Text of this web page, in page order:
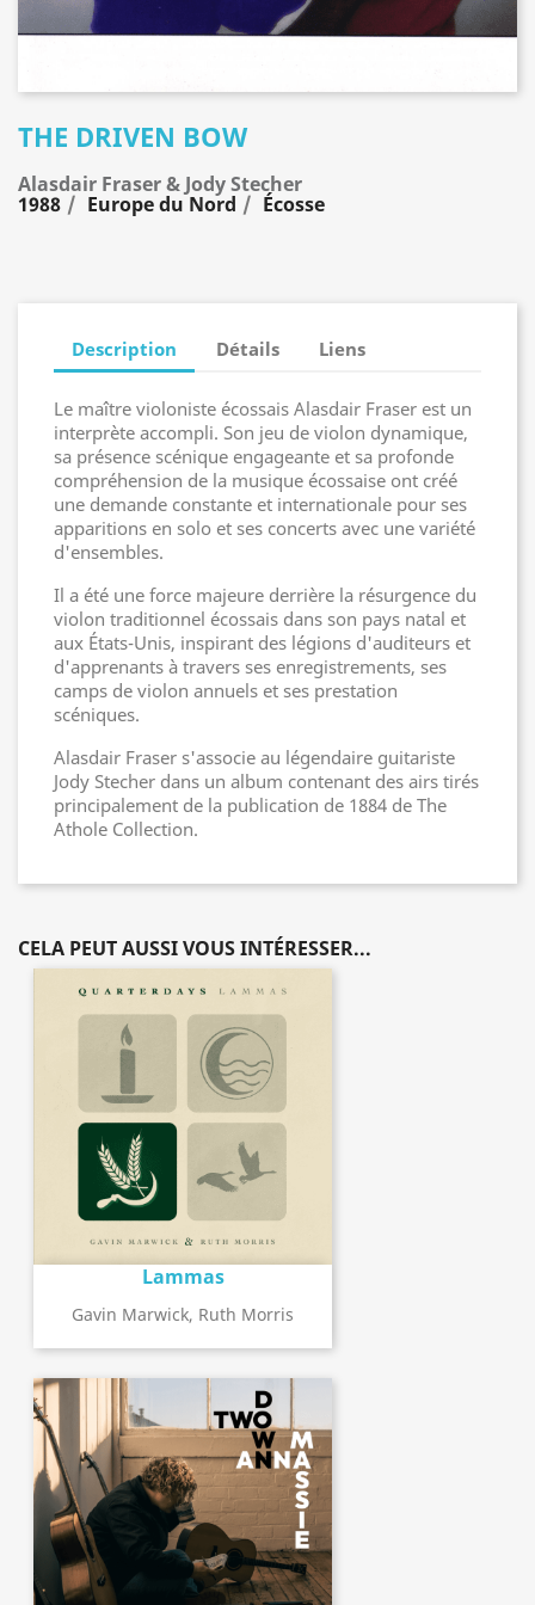
THE DRIVEN BOW
Alasdair Fraser & Jody Stecher
1988 Europe du Nord Écosse
Description Détails Liens
Le maître violoniste écossais Alasdair Fraser est un
interprète accompli. Son jeu de violon dynamique,
sa présence scénique engageante et sa profonde
compréhension de la musique écossaise ont créé
une demande constante et internationale pour ses
apparitions en solo et ses concerts avec une variété
d'ensembles.
Il a été une force majeure derrière la résurgence du
violon traditionnel écossais dans son pays natal et
aux États-Unis, inspirant des légions d'auditeurs et
d'apprenants à travers ses enregistrements, ses
camps de violon annuels et ses prestation
scéniques.
Alasdair Fraser s'associe au légendaire guitariste
Jody Stecher dans un album contenant des airs tirés
principalement de la publication de 1884 de The
Athole Collection.
CELA PEUT AUSSI VOUS INTÉRESSER...
Lammas
Gavin Marwick, Ruth Morris